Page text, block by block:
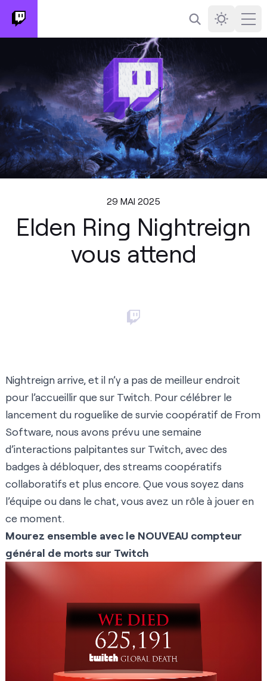
RechercherDarkmode
29 MAI 2025
Elden Ring Nightreign
vous attend
Nightreign arrive, et il n’y a pas de meilleur endroit
pour l’accueillir que sur Twitch. Pour célébrer le
lancement du roguelike de survie coopératif de From
Software, nous avons prévu une semaine
d’interactions palpitantes sur Twitch, avec des
badges à débloquer, des streams coopératifs
collaboratifs et plus encore. Que vous soyez dans
l’équipe ou dans le chat, vous avez un rôle à jouer en
ce moment.
Mourez ensemble avec le NOUVEAU compteur
général de morts sur Twitch